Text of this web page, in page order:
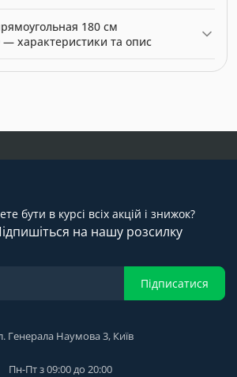
грн. Виробник: Duravit.
180 см
— характеристики та опис
бути в курсі всіх акцій і знижок?
на нашу розсилку
Підписатися
Генерала Наумова 3, Київ
Пн-Пт з 09:00 до 20:00